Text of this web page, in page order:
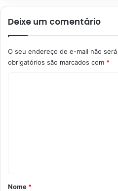
Deixe um comentário
O seu endereço de e-mail não
obrigatórios são marcados com *
rNome *